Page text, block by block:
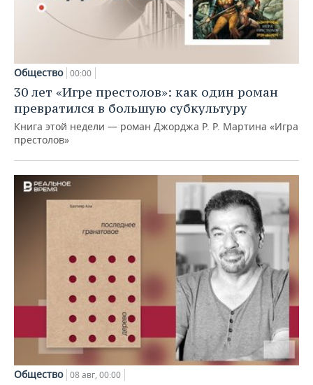
Общество 00:00
30 лет «Игре престолов»: как один роман
превратился в большую субкультуру
Книга этой недели — роман Джорджа Р. Р. Мартина «Игра
престолов»
Общество 08 авг, 00:00